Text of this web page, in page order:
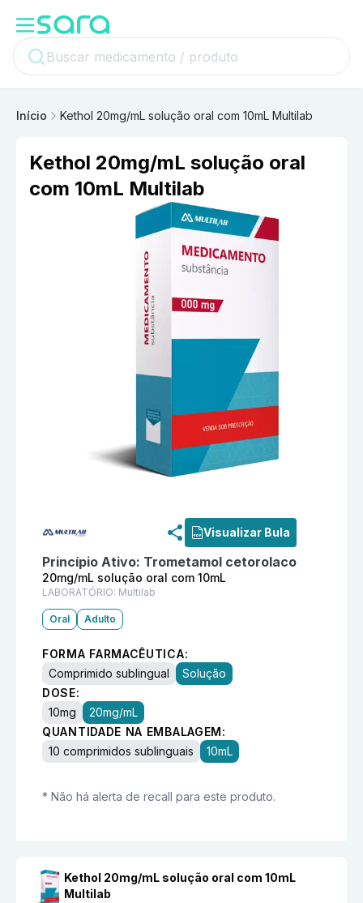
Início Kethol 20mg/mL solução oral com 10mL Multilab
Kethol 20mg/mL solução oral
com 10mL Multilab
Visualizar Bula
Princípio Ativo: Trometamol cetorolaco
20mg/mL solução oral com 10mL
LABORATÓRIO: Multilab
Oral Adulto
FORMA FARMACÊUTICA:
Comprimido sublingual
Solução
DOSE:
10mg
20mg/mL
QUANTIDADE NA EMBALAGEM:
10 comprimidos sublinguais
10mL
* Não há alerta de recall para este produto.
Kethol 20mg/mL solução oral com 10mL
Multilab